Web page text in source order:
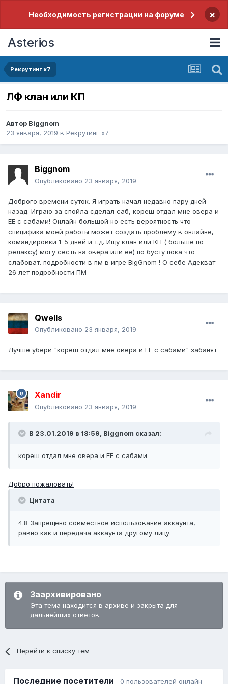
Необходимость регистрации на форуме ×
Asterios
Рекрутинг x7
ЛФ клан или КП
Автор Biggnom
23 января, 2019 в Рекрутинг x7
Biggnom
Опубликовано 23 января, 2019
Доброго времени суток. Я играть начал недавно пару дней
назад. Играю за спойла сделал саб, кореш отдал мне овера и
ЕЕ с сабами! Онлайн большой но есть вероятность что
спицифика моей работы может создать проблему в онлайне,
командировки 1-5 дней и т.д. Ищу клан или КП ( больше по
релаксу) могу сесть на овера или ее) по бусту пока что
слабоват. подробности в пм в игре BigGnom ! О себе Адекват
26 лет подробности ПМ
Qwells
Опубликовано 23 января, 2019
Лучше убери "кореш отдал мне овера и ЕЕ с сабами" забанят
Xandir
Опубликовано 23 января, 2019
В 23.01.2019 в 18:59, Biggnom сказал:
кореш отдал мне овера и ЕЕ с сабами
Добро пожаловать!
Цитата
4.8 Запрещено совместное использование аккаунта,
равно как и передача аккаунта другому лицу.
Заархивировано
Эта тема находится в архиве и закрыта для
дальнейших ответов.
Перейти к списку тем
Последние посетители 0 пользователей онлайн